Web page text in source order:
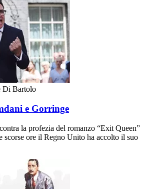
Di Bartolo
e Gorringe
la profezia del romanzo “Exit Queen”
scorse ore il Regno Unito ha accolto il suo